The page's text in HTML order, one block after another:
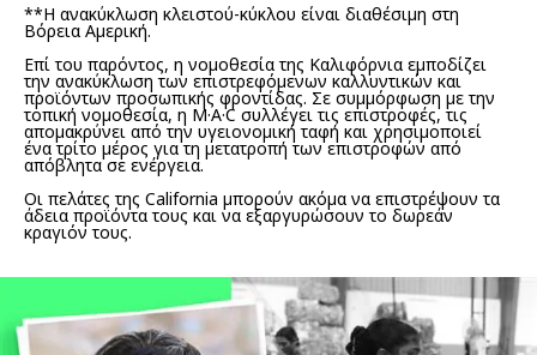
**Η ανακύκλωση κλειστού-κύκλου είναι διαθέσιμη στη
Βόρεια Αμερική.
Επί του παρόντος, η νομοθεσία της Καλιφόρνια εμποδίζει
την ανακύκλωση των επιστρεφόμενων καλλυντικών και
προϊόντων προσωπικής φροντίδας. Σε συμμόρφωση με την
τοπική νομοθεσία, η M·A·C συλλέγει τις επιστροφές, τις
απομακρύνει από την υγειονομική ταφή και χρησιμοποιεί
ένα τρίτο μέρος για τη μετατροπή των επιστροφών από
απόβλητα σε ενέργεια.
Οι πελάτες της California μπορούν ακόμα να επιστρέψουν τα
άδεια προϊόντα τους και να εξαργυρώσουν το δωρεάν
κραγιόν τους.